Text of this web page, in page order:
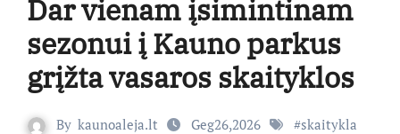
Dar vienam įsimintinam
sezonui į Kauno parkus
grįžta vasaros skaityklos
By kaunoaleja.lt Geg26,2026 #skaitykla